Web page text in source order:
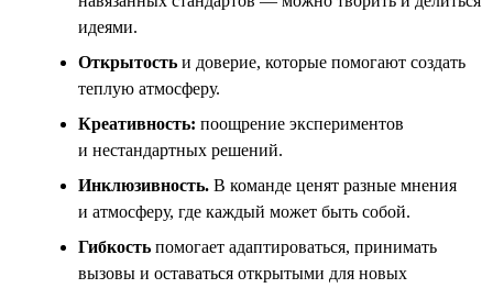
идеями.
Открытость и доверие, которые помогают создать
теплую атмосферу.
Креативность: поощрение экспериментов
и нестандартных решений.
Инклюзивность. В команде ценят разные мнения
и атмосферу, где каждый может быть собой.
Гибкость помогает адаптироваться, принимать
вызовы и оставаться открытыми для новых